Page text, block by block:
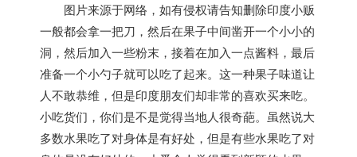
图片来源于网络，如有侵权请告知删除印度小贩
一般都会拿一把刀，然后在果子中间凿开一个小小的
洞，然后加入一些粉末，接着在加入一点酱料，最后
准备一个小勺子就可以吃了起来。这一种果子味道让
人不敢恭维，但是印度朋友们却非常的喜欢买来吃。
小吃货们，你们是不是觉得当地人很奇葩。虽然说大
多数水果吃了对身体是有好处，但是有些水果吃了对